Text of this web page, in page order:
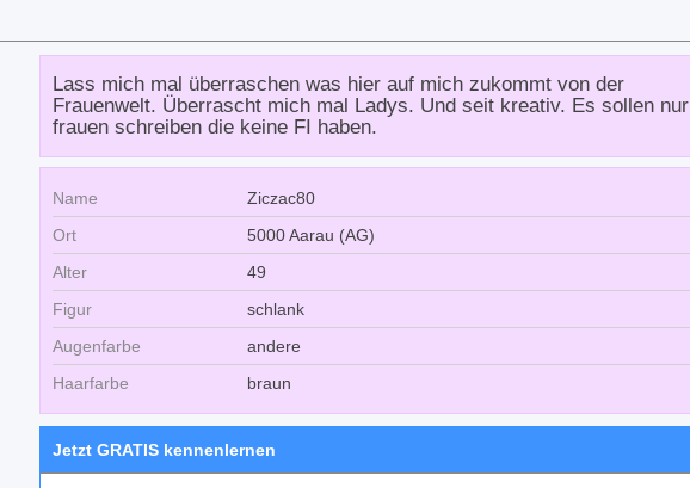
Lass mich mal überraschen was hier auf mich zukommt von der
Frauenwelt. Überrascht mich mal Ladys. Und seit kreativ. Es sollen nur
frauen schreiben die keine FI haben.
Name
Ziczac80
Ort
5000 Aarau (AG)
Alter
49
Figur
schlank
Augenfarbe
andere
Haarfarbe
braun
Jetzt GRATIS kennenlernen